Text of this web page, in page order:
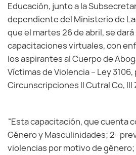
Educación, junto a la
dependiente del Ministerio de
que el martes 26 de abril, se
capacitaciones virtuales, con
los aspirantes al Cuerpo de
Víctimas de Violencia – Ley 3106,
Circunscripciones II Cutral Co, III
“Esta capacitación, que cuenta
Género y Masculinidades; 2-
violencias por motivo de